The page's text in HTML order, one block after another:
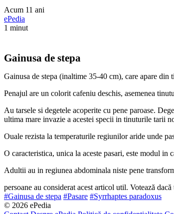
Acum 11 ani
ePedia
1 minut
Gainusa de stepa
Gainusa de stepa (inaltime 35-40 cm), care apare
Penajul are un colorit cafeniu deschis, asemenea
Au tarsele si degetele acoperite cu pene paroase.
ultima mare invazie a acestei specii in tinuturile tarii
Ouale rezista la temperaturile regiunilor aride unde
O caracteristica, unica la aceste pasari, este modul in
Adultii au in regiunea abdominala niste pene
persoane au considerat acest articol util. Votează
#Gainusa de stepa #Pasare #Syrrhaptes paradoxus
© 2026 ePedia